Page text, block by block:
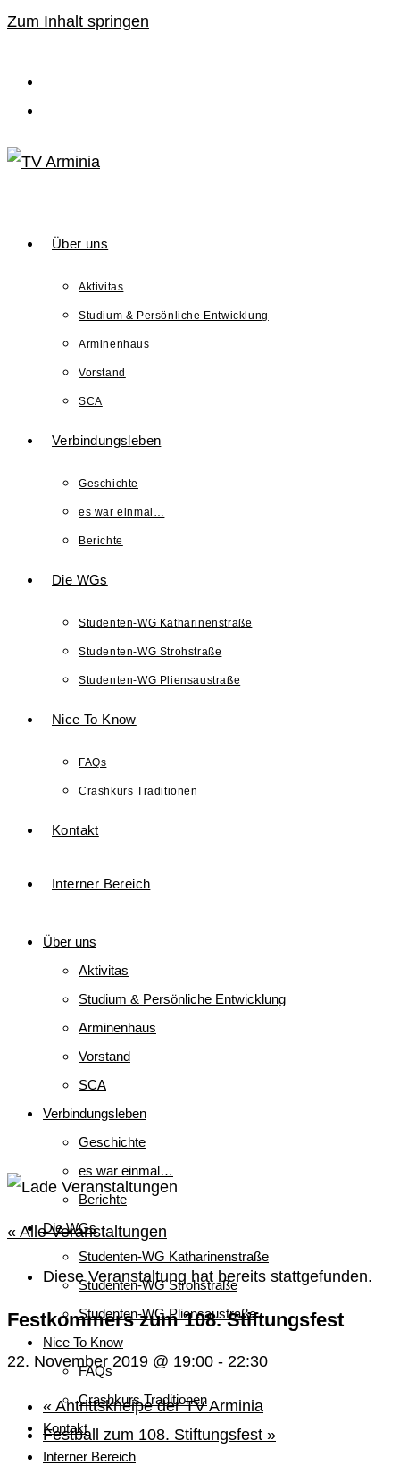
Zum Inhalt springen
Über uns
Aktivitas
Studium & Persönliche Entwicklung
Arminenhaus
Vorstand
SCA
Verbindungsleben
Geschichte
es war einmal…
Berichte
Die WGs
Studenten-WG Katharinenstraße
Studenten-WG Strohstraße
Studenten-WG Pliensaustraße
Nice To Know
FAQs
Crashkurs Traditionen
Kontakt
Interner Bereich
Über uns
Aktivitas
Studium & Persönliche Entwicklung
Arminenhaus
Vorstand
SCA
Verbindungsleben
Geschichte
es war einmal…
Berichte
Die WGs
Studenten-WG Katharinenstraße
Studenten-WG Strohstraße
Studenten-WG Pliensaustraße
Nice To Know
FAQs
Crashkurs Traditionen
Kontakt
Interner Bereich
« Alle Veranstaltungen
Diese Veranstaltung hat bereits stattgefunden.
Festkommers zum 108. Stiftungsfest
22. November 2019 @ 19:00 - 22:30
« Antrittskneipe der TV Arminia
Festball zum 108. Stiftungsfest »